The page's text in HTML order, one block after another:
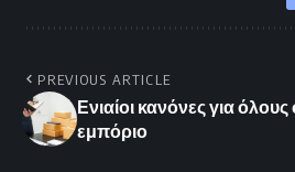
PREVIOUS ARTICLE
Ενιαίοι κανόνες για
εμπόριο